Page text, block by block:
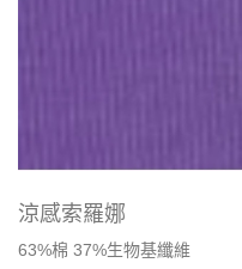
涼感索羅娜
63%棉 37%生物基纖維